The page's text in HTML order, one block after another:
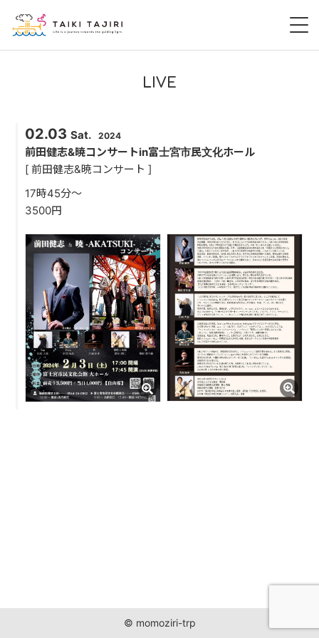
暁 AKATSUKI
DISCOGRAPHY
VIDEO
JUST ONE WORLD PROJECT
CONTACT
LIVE
02.03 Sat. 2024
前田健志&暁コンサートin富士宮市民文化ホール
[ 前田健志&暁コンサート ]
17時45分〜
3500円
© momoziri-trp